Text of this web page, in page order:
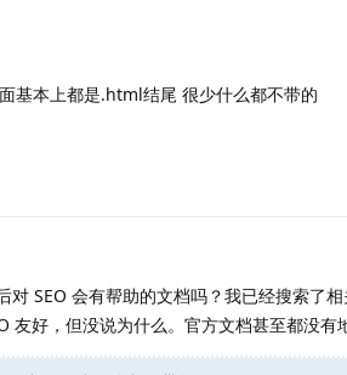
基本上都是.html结尾 很少什么都不带的
SEO 会有帮助的文档吗？我已经搜索了
好，但没说为什么。官方文档甚至都没有